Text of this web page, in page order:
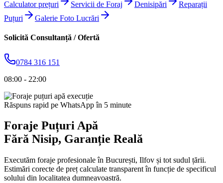
Calculator prețuri
Servicii de Foraj Denisipări
Reparații
Puțuri
Galerie Foto Lucrări
Solicită Consultanță / Ofertă
0784 316 151
08:00 - 22:00
Răspuns rapid pe WhatsApp în 5 minute
Foraje Puțuri Apă
Fără Nisip, Garanție Reală
Executăm foraje profesionale în București, Ilfov și tot sudul țării.
Estimări corecte de preț calculate transparent în funcție de specificul
solului din localitatea dumneavoastră.